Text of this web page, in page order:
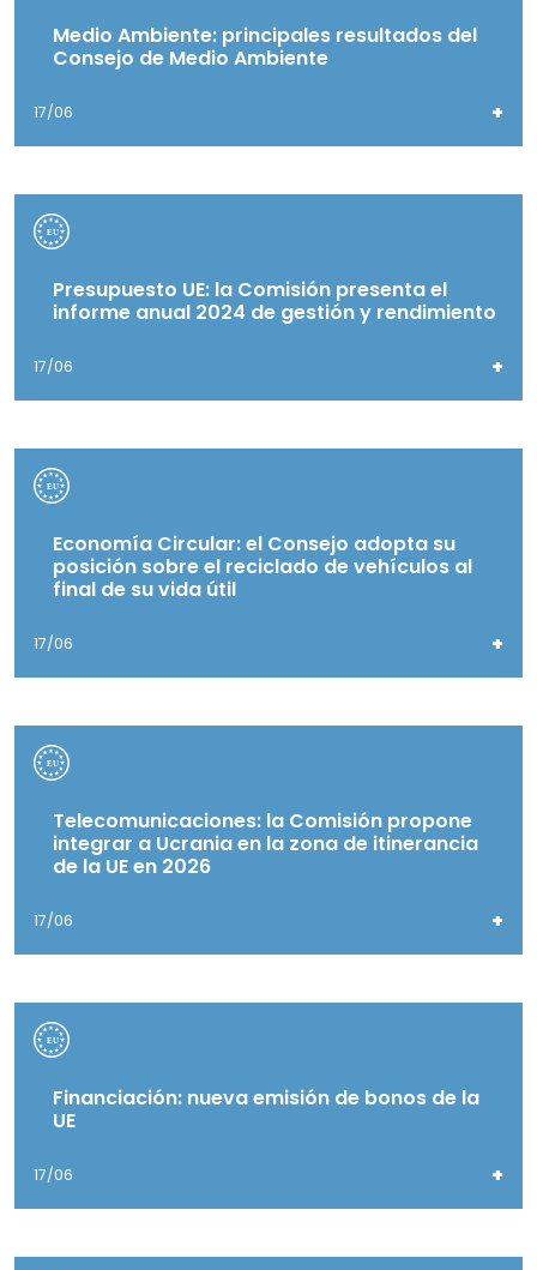
Medio Ambiente: principales resultados del
Consejo de Medio Ambiente
17/06 +
Presupuesto UE: la Comisión presenta el
informe anual 2024 de gestión y rendimiento
17/06 +
Economía Circular: el Consejo adopta su
posición sobre el reciclado de vehículos al
final de su vida útil
17/06 +
Telecomunicaciones: la Comisión propone
integrar a Ucrania en la zona de itinerancia
de la UE en 2026
17/06 +
Financiación: nueva emisión de bonos de la
UE
17/06 +